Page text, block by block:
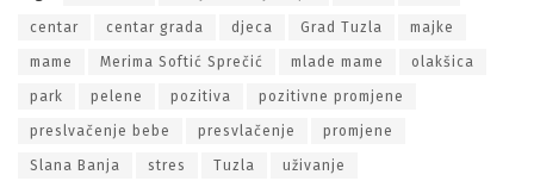
centar centar grada djeca Grad Tuzla majke
mame Merima Softić Sprečić mlade mame olakšica
park pelene pozitiva pozitivne promjene
preslvačenje bebe presvlačenje promjene
Slana Banja stres Tuzla uživanje